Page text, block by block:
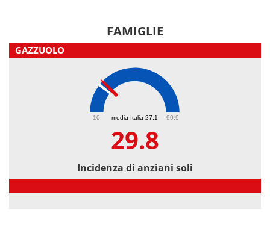
FAMIGLIE
GAZZUOLO
media Italia 27.1
10 90.9
29.8
Incidenza di anziani soli